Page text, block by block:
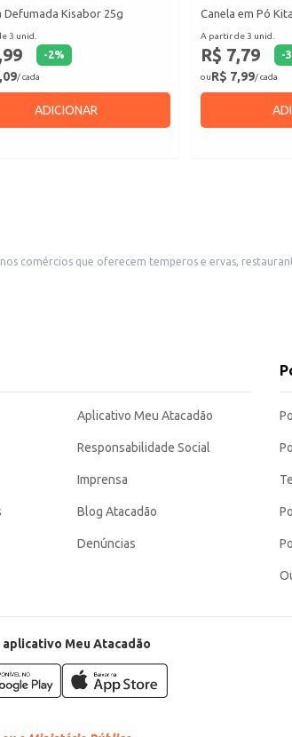
Defumada Kisabor 25g
3 unid.
-2%
/ cada
ADICIONAR
Canela em Pó
A partir de 3 unid.
R$ 7,79 -3
ouR$ 7,99/ cada
quem busca um produto de qualidade para uso
Aplicativo Meu Atacadão
Responsabilidade Social
Imprensa
Blog Atacadão
Denúncias
aplicativo Meu Atacadão